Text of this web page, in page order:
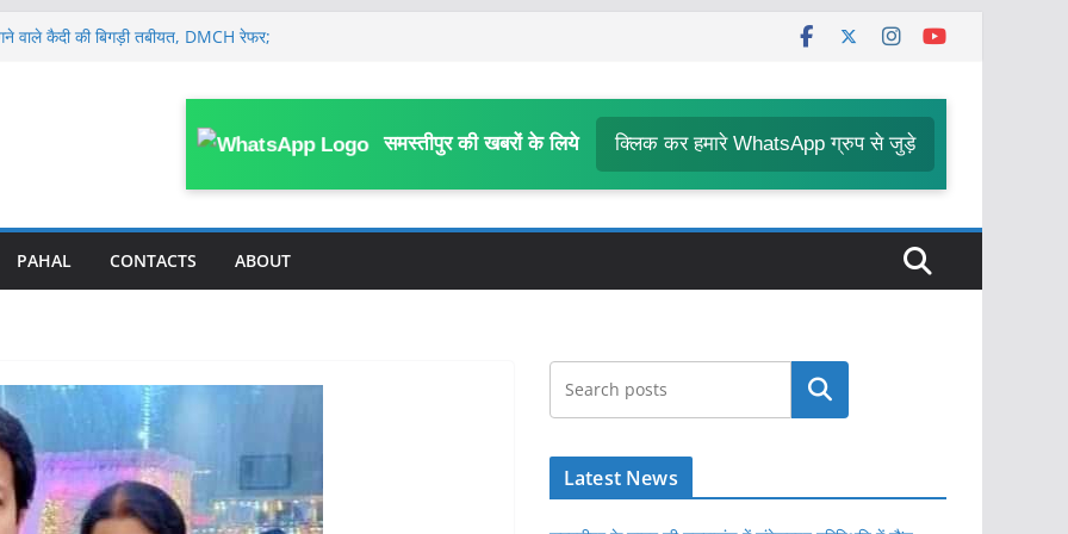
वाले कैदी की बिगड़ी तबीयत, DMCH रेफर;
में 7 अगस्त तक मध्यम से भारी वर्षा और
का ICU गार्ड के भरोसे, डॉक्टर व नर्सिंग
में तैनात किये गये थे डॉक्टर व नर्सिंग
समस्तीपुर की खबरों के लिये क्लिक कर हमारे WhatsApp ग्रुप से जुड़े
PAHAL CONTACTS ABOUT
खोजें
Latest News